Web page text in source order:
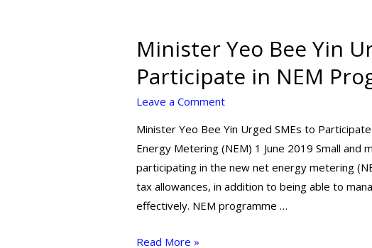
Minister Yeo Bee Yin
Participate in NEM
Leave a Comment
Minister Yeo Bee Yin Urged SMEs to
Energy Metering (NEM) 1 June 2019 Small and
participating in the new net energy metering
tax allowances, in addition to being able to
effectively. NEM programme …
Read More »